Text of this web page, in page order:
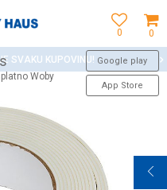
0
0
Woby
Google play
App Store
SVAKU KUPOVINU!